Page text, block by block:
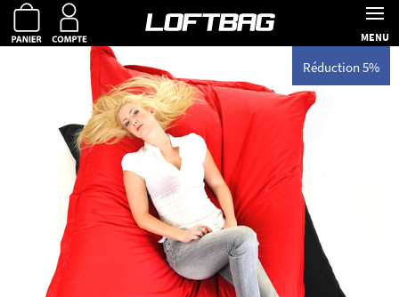
MENU
Réduction 5%